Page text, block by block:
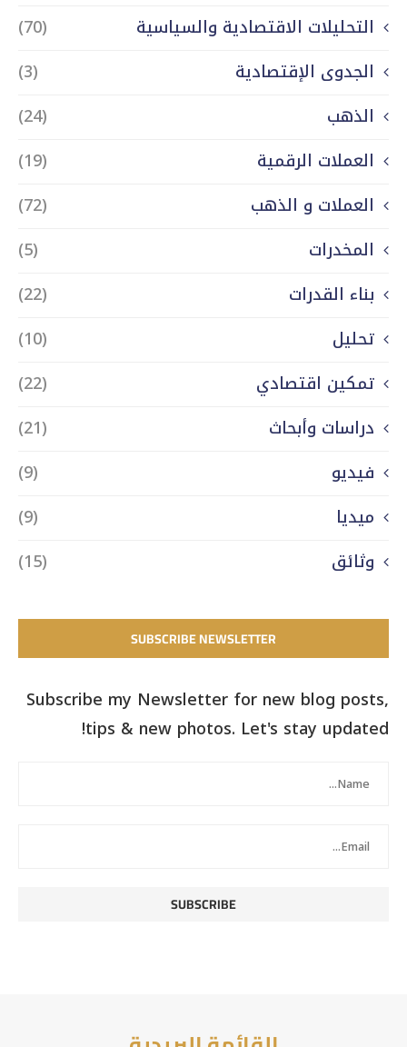
التحليلات الاقتصادية والسياسية
(70)
الجدوى الإقتصادية
(3)
الذهب
(24)
العملات الرقمية
(19)
العملات و الذهب
(72)
المخدرات
(5)
بناء القدرات
(22)
تحليل
(10)
تمكين اقتصادي
(22)
دراسات وأبحاث
(21)
فيديو
(9)
ميديا
(9)
وثائق
(15)
SUBSCRIBE NEWSLETTER
Subscribe my Newsletter for new blog posts,
tips & new photos. Let's stay updated!